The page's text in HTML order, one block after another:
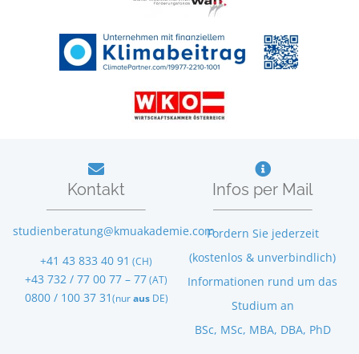
Kontakt
studienberatung@kmuakademie.com
+41 43 833 40 91 (CH)
+43 732 / 77 00 77 – 77 (AT)
0800 / 100 37 31 (nur ausDE)
Infos per Mail
Fordern Sie jederzeit
(kostenlos & unverbindlich)
Informationen rund um das
Studium an
BSc, MSc, MBA, DBA, PhD